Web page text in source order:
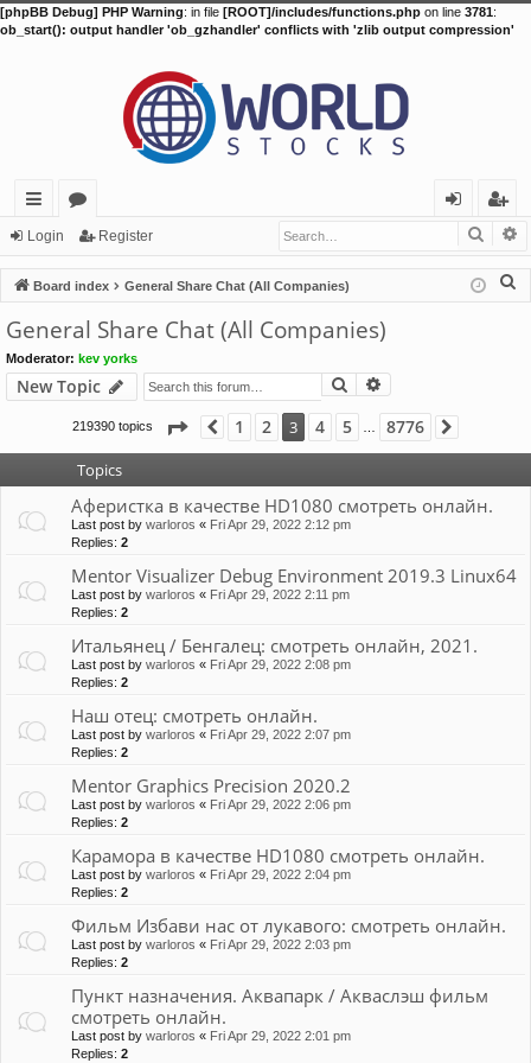
[phpBB Debug] PHP Warning: in file [ROOT]/includes/functions.php on line 3781:
ob_start(): output handler 'ob_gzhandler' conflicts with 'zlib output compression'
ui
ck
lin
ks
or
u
m
s
in
eg
ist
er
Login Register
Board index General Share Chat (All Companies)
General Share Chat (All Companies)
Moderator: kev yorks
New Topic Search
219390 topics Page 3 of8776
Previous
1 2 3 4 5 8776
Topics
Аферистка в качестве HD1080 смотреть онлайн.
Last post by warloros « Fri Apr 29, 2022 2:12 pm
Replies: 2
Mentor Visualizer Debug Environment 2019.3 Linux64
Last post by warloros « Fri Apr 29, 2022 2:11 pm
Replies: 2
Итальянец / Бенгалец: смотреть онлайн, 2021.
Last post by warloros « Fri Apr 29, 2022 2:08 pm
Replies: 2
Наш отец: смотреть онлайн.
Last post by warloros « Fri Apr 29, 2022 2:07 pm
Replies: 2
Mentor Graphics Precision 2020.2
Last post by warloros « Fri Apr 29, 2022 2:06 pm
Replies: 2
Карамора в качестве HD1080 смотреть онлайн.
Last post by warloros « Fri Apr 29, 2022 2:04 pm
Replies: 2
Фильм Избави нас от лукавого: смотреть онлайн.
Last post by warloros « Fri Apr 29, 2022 2:03 pm
Replies: 2
Пункт назначения. Аквапарк / Акваслэш фильм
смотреть онлайн.
Last post by warloros « Fri Apr 29, 2022 2:01 pm
Replies: 2